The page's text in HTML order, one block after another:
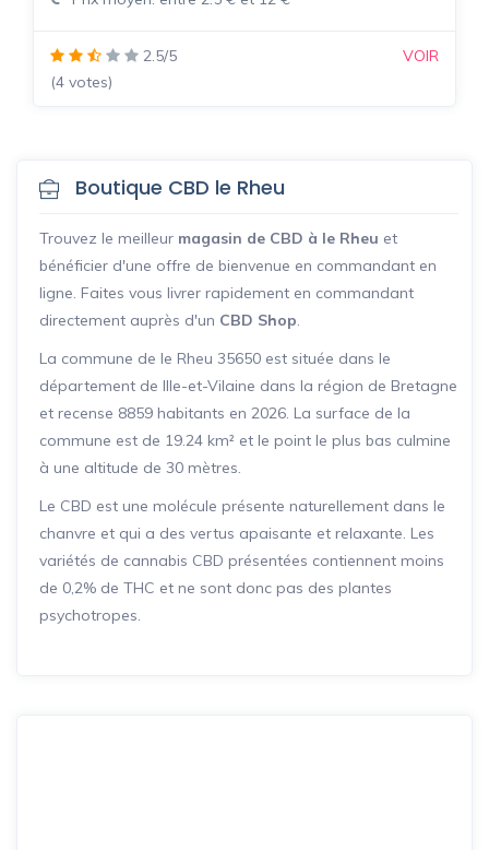
Boutique CBD le Rheu
Trouvez le meilleur magasin de CBD à le Rheu et
bénéficier d'une offre de bienvenue en commandant en
ligne. Faites vous livrer rapidement en commandant
directement auprès d'un CBD Shop
La commune de le Rheu 35650 est située dans le
département de Ille-et-Vilaine dans la région de Bretagne
et recense 8859 habitants en 2026. La surface de la
commune est de 19.24 km² et le point le plus bas culmine
à une altitude de 30 mètres.
Le CBD est une molécule présente naturellement dans le
chanvre et qui a des vertus apaisante et relaxante. Les
variétés de cannabis CBD présentées contiennent moins
de 0,2% de THC et ne sont donc pas des plantes
psychotropes.
2.5/5
(4 votes)
VOIR